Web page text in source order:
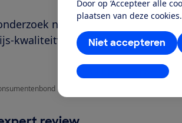
Door op ‘Accepteer alle
plaatsen van deze cookies.
Niet accepteren
Instellingen aanpassen
naar fietsmerken komt
kwaliteitverhouding. Hoeveel